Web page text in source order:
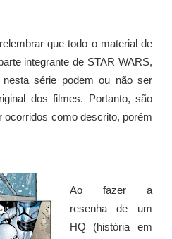
que todo o material de
integrante de STAR WARS,
série podem ou não ser
dos filmes. Portanto, são
ocorridos como descrito, porém
Ao fazer a
resenha de um
HQ (história em